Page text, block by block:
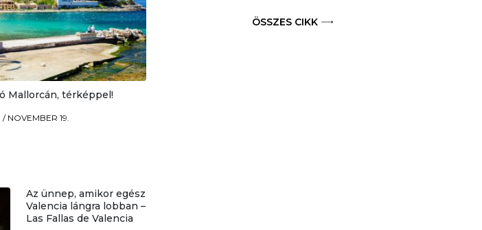
Mallorcán, térképpel!
/ NOVEMBER 19.
Az ünnep, amikor egész
Valencia lángra lobban –
Las Fallas de Valencia
ÖSSZES CIKK